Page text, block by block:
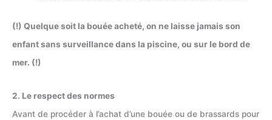
(!) Quelque soit la bouée acheté, on ne laisse jamais son
enfant sans surveillance dans la piscine, ou sur le bord de
mer. (!)
2. Le respect des normes
Avant de procéder à l’achat d’une bouée ou de brassards pour